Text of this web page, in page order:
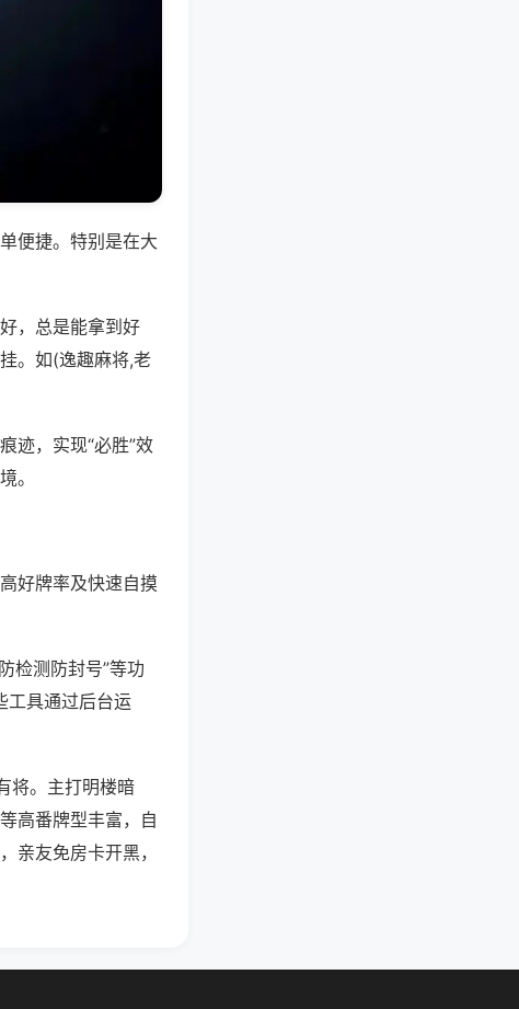
便捷。特别是在大
，总是能拿到好
。如(逸趣麻将,老
迹，实现“必胜”效
。
好牌率及快速自摸
检测防封号”等功
工具通过后台运
将。主打明楼暗
高番牌型丰富，自
亲友免房卡开黑，